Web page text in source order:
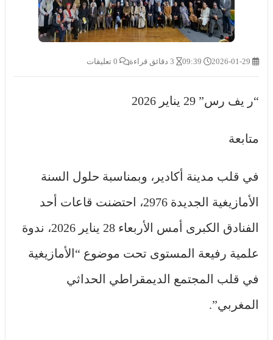
“ر يف رس” 29 يناير 2026
متابعة
في قلب مدينة أكادير، وبمناسبة حلول السنة
الأمازيغية الجديدة 2976، احتضنت قاعات أحد
الفنادق الكبرى أمس الأربعاء 28 يناير 2026، ندوة
علمية رفيعة المستوى تحت موضوع “الأمازيغية
في قلب المجتمع الديمقراطي الحداثي
المغربي”.